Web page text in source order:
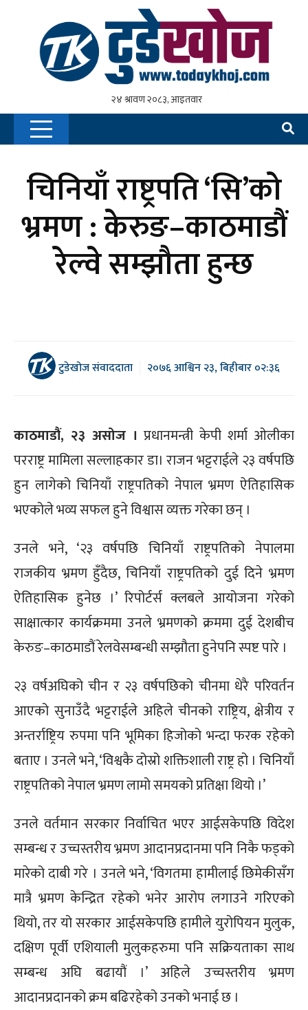
चिनियाँ राष्ट्रपति ‘सि’को
भ्रमण : केरुङ–काठमाडौं
रेल्वे सम्झौता हुन्छ
टुडेखोज संवाददाता २०७६ आश्विन २३, बिहीबार ०२:३६
काठमाडौं, २३ असोज । प्रधानमन्त्री केपी शर्मा ओलीका
परराष्ट्र मामिला सल्लाहकार डा। राजन भट्टराईले २३ वर्षपछि
हुन लागेको चिनियाँ राष्ट्रपतिको नेपाल भ्रमण ऐतिहासिक
भएकोले भव्य सफल हुने विश्वास व्यक्त गरेका छन् ।
उनले भने, ‘२३ वर्षपछि चिनियाँ राष्ट्रपतिको नेपालमा
राजकीय भ्रमण हुँदैछ, चिनियाँ राष्ट्रपतिको दुई दिने भ्रमण
ऐतिहासिक हुनेछ ।’ रिपोर्टर्स क्लबले आयोजना गरेको
साक्षात्कार कार्यक्रममा उनले भ्रमणको क्रममा दुई देशबीच
केरुङ–काठमाडौं रेलवेसम्बन्धी सम्झौता हुनेपनि स्पष्ट पारे ।
२३ वर्षअघिको चीन र २३ वर्षपछिको चीनमा धेरै परिवर्तन
आएको सुनाउँदै भट्टराईले अहिले चीनको राष्ट्रिय, क्षेत्रीय र
अन्तर्राष्ट्रिय रुपमा पनि भूमिका हिजोको भन्दा फरक रहेको
बताए । उनले भने, ‘विश्वकै दोस्रो शक्तिशाली राष्ट्र हो । चिनियाँ
राष्ट्रपतिको नेपाल भ्रमण लामो समयको प्रतिक्षा थियो ।’
उनले वर्तमान सरकार निर्वाचित भएर आईसकेपछि विदेश
सम्बन्ध र उच्चस्तरीय भ्रमण आदानप्रदानमा पनि निकै फड्को
मारेको दाबी गरे । उनले भने, ‘विगतमा हामीलाई छिमेकीसँग
मात्रै भ्रमण केन्द्रित रहेको भनेर आरोप लगाउने गरिएको
थियो, तर यो सरकार आईसकेपछि हामीले युरोपियन मुलुक,
दक्षिण पूर्वी एशियाली मुलुकहरुमा पनि सक्रियताका साथ
सम्बन्ध अघि बढायौं ।’ अहिले उच्चस्तरीय भ्रमण
आदानप्रदानको क्रम बढिरहेको उनको भनाई छ ।